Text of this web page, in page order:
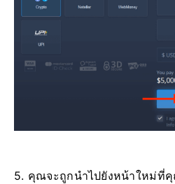
5. คุณจะถูกนำไปยังหน้าใหม่ที่